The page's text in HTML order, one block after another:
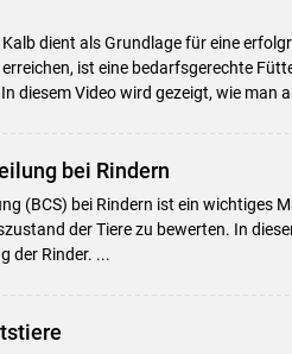
dient als Grundlage für eine
ist eine bedarfsgerechte
diesem Video wird gezeigt, wie man
bei Rindern
(BCS) bei Rindern ist ein wichtiges
der Tiere zu bewerten. In
der Rinder. ...